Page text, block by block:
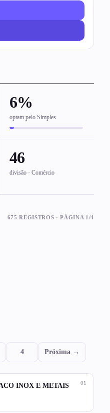
6%
optam pelo Simples
46
divisão · Comércio
675 REGISTROS · PÁGINA 1/4
4 Próxima →
01
INOX E METAIS